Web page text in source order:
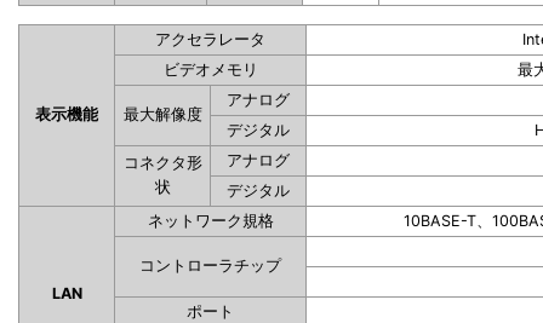
表示機能
アクセラレータ
ビデオメモリ
最
最大解像度
アナログ
デジタル
コネクタ形
状
アナログ
デジタル
LAN
ネットワーク規格 10BASE-T、
コントローラチップ
ポート